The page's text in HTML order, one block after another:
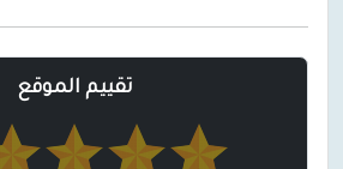
تقييم الموقع